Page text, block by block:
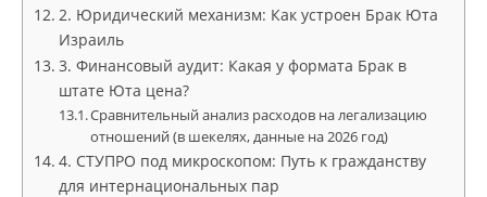
2. Юридический механизм: Как устроен Брак Юта
Израиль
3. Финансовый аудит: Какая у формата Брак в
штате Юта цена?
Сравнительный анализ расходов на легализацию
отношений (в шекелях, данные на 2026 год)
4. СТУПРО под микроскопом: Путь к гражданству
для интернациональных пар